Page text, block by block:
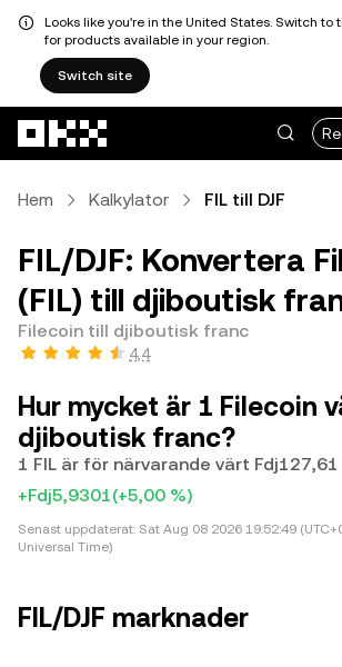
Looks like you're in the United States. Switch to
for products available in your region.
Switch site
Hem Kalkylator FIL till DJF
FIL/DJF: Konvertera
(FIL) till djiboutisk
Filecoin till djiboutisk franc
4,4
Hur mycket är 1 Filecoin
djiboutisk franc?
1 FIL är för närvarande värt Fdj127,61
+Fdj5,9301(+5,00 %)
Senast uppdaterat: Sat Aug 08 2026 19:52:49
Universal Time)
FIL/DJF marknader